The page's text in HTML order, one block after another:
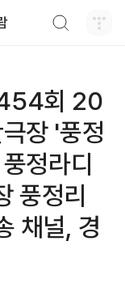
회 20
장 '풍정
정라디
풍정리
채널, 경